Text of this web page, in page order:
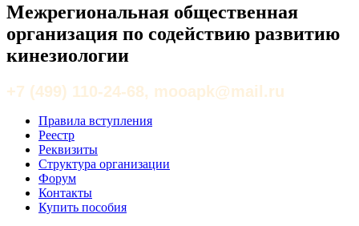
Межрегиональная общественная
организация по содействию развитию
кинезиологии
+7 (499) 110-24-68, mooapk@mail.ru
Правила вступления
Реестр
Реквизиты
Структура организации
Форум
Контакты
Купить пособия